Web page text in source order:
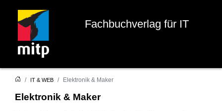
Fachbuchverlag für IT
IT & WEB Elektronik & Maker
Elektronik & Maker